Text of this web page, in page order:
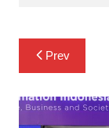
Navigasi
pos
Prev